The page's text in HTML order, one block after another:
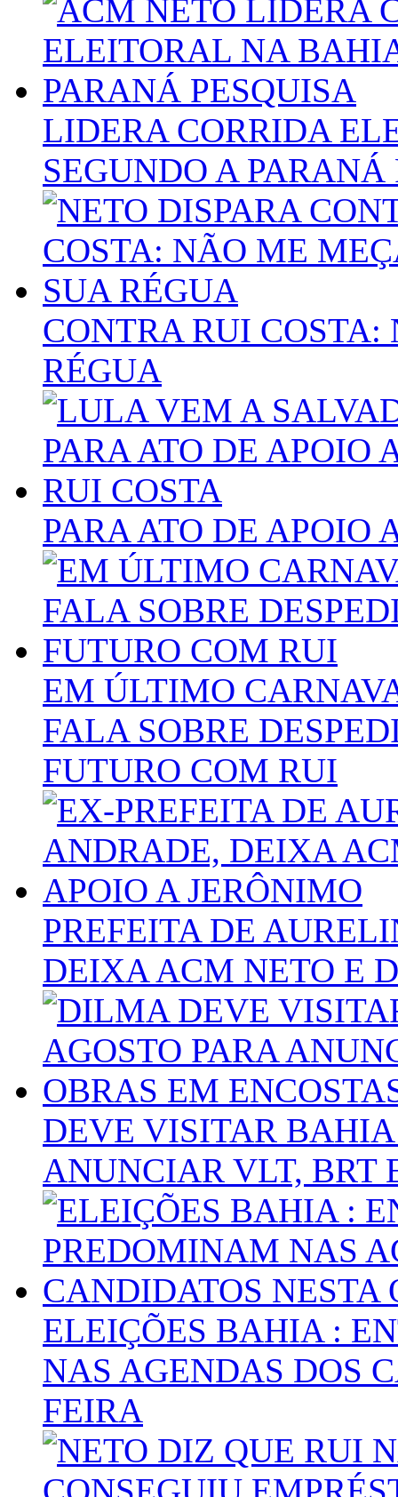
LIDERA CORRIDA
SEGUNDO A PARANÁ
CONTRA RUI
RÉGUA
PARA ATO DE APOIO
EM ÚLTIMO
FALA SOBRE
FUTURO COM RUI
PREFEITA DE
DEIXA ACM NETO E
DEVE VISITAR
ANUNCIAR VLT, BRT
ELEIÇÕES BAHIA :
NAS AGENDAS DOS
FEIRA